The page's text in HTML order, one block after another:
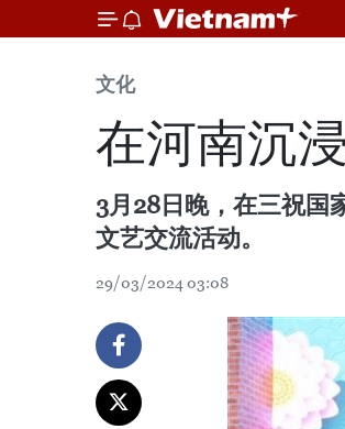
文化
在河南沉
3月28日晚，在三祝国
文艺交流活动。
29/03/2024 03:08